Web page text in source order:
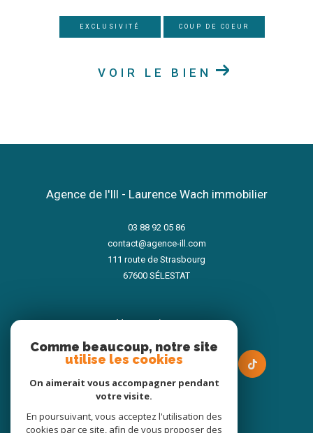
EXCLUSIVITÉ COUP DE COEUR
VOIR LE BIEN
Agence de l'Ill - Laurence Wach immobilier
03 88 92 05 86
contact@agence-ill.com
111 route de Strasbourg
67600
SÉLESTAT
nous suivre sur
Adhérents
Comme beaucoup, notre site
utilise les cookies
On aimerait vous accompagner pendant
votre visite.
En poursuivant, vous acceptez l'utilisation des
cookies par ce site, afin de vous proposer des